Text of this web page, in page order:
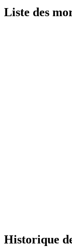
Liste des
Historique